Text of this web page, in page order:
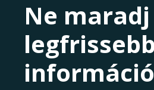
Ne maradj
legfrissebb